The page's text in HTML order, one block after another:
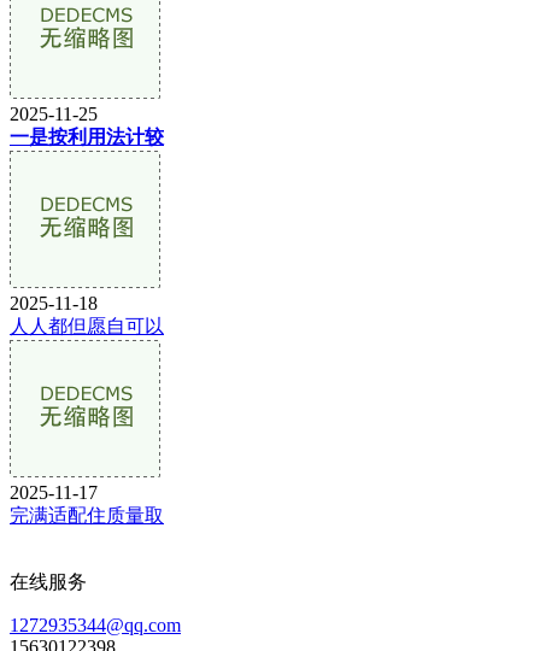
2025-11-25
一是按利用法计较
2025-11-18
人人都但愿自可以
2025-11-17
完满适配住质量取
在线服务
1272935344@qq.com
15630122398